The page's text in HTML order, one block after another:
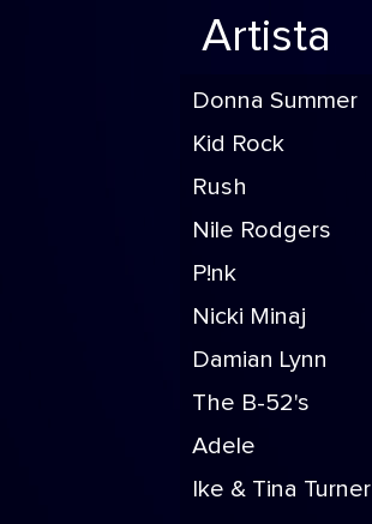
Artista
Donna Summer
Kid Rock
Rush
Nile Rodgers
P!nk
Nicki Minaj
Damian Lynn
The B-52's
Adele
Ike & Tina Turner